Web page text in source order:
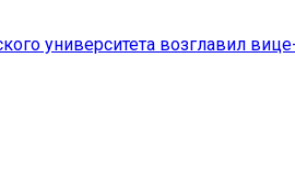
университета возглавил